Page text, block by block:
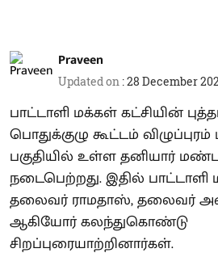
Praveen
Updated on :28 December
பாட்டாளி மக்கள் கட்சியின்
பொதுக்குழு கூட்டம்
பகுதியில் உள்ள தனியார்
நடைபெற்றது. இதில் பாட்டாளி
தலைவர் ராமதாஸ், தலைவர்
ஆகியோர் கலந்துகொண்டு
சிறப்புரையாற்றினார்கள்.